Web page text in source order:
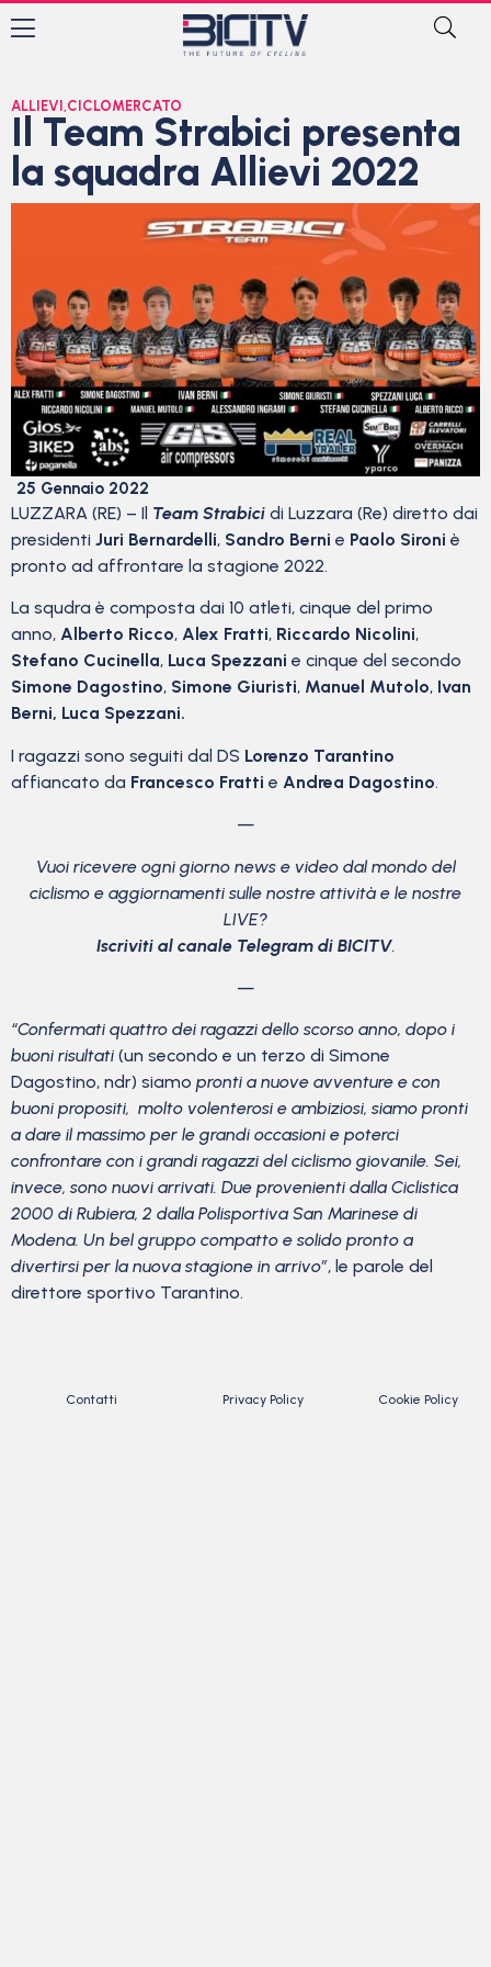
ALLIEVI ,CICLOMERCATO
Il Team Strabici presenta
la squadra Allievi 2022
25 Gennaio 2022
LUZZARA (RE) – Il Team Strabici di Luzzara (Re) diretto dai
presidenti Juri Bernardelli, Sandro Berni e Paolo Sironi è
pronto ad affrontare la stagione 2022.
La squdra è composta dai 10 atleti, cinque del primo
anno, Alberto Ricco, Alex Fratti, Riccardo Nicolini,
Stefano Cucinella, Luca Spezzani e cinque del secondo
Simone Dagostino, Simone Giuristi, Manuel Mutolo, Ivan
Berni, Luca Spezzani.
I ragazzi sono seguiti dal DS Lorenzo Tarantino
affiancato da Francesco Fratti e Andrea Dagostino.
—
Vuoi ricevere ogni giorno news e video dal mondo del
ciclismo e aggiornamenti sulle nostre attività e le nostre
LIVE?
Iscriviti al canale Telegram di BICITV.
—
“Confermati quattro dei ragazzi dello scorso anno, dopo i
buoni risultati (un secondo e un terzo di Simone
Dagostino, ndr) siamo pronti a nuove avventure e con
buoni propositi, molto volenterosi e ambiziosi, siamo pronti
a dare il massimo per le grandi occasioni e poterci
confrontare con i grandi ragazzi del ciclismo giovanile. Sei,
invece, sono nuovi arrivati. Due provenienti dalla Ciclistica
2000 di Rubiera, 2 dalla Polisportiva San Marinese di
Modena. Un bel gruppo compatto e solido pronto a
divertirsi per la nuova stagione in arrivo”, le parole del
direttore sportivo Tarantino.
Contatti Privacy Policy Cookie Policy